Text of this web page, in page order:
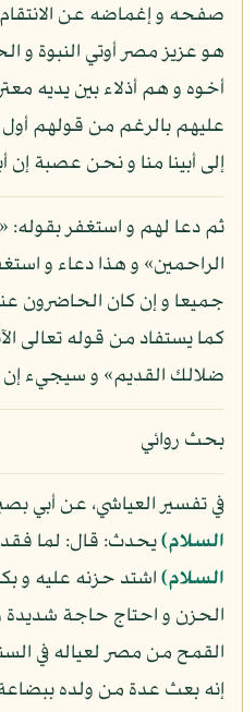
صفحه و إغماضه عن
هو عزيز مصر أوتي النبوة و
أخوه و هم أذلاء بين يديه
عليهم بالرغم من قولهم
إلى أبينا منا و نحن عصبة إن
ثم دعا لهم و استغفر بقوله:
الراحمين» و هذا دعاء و
جميعا و إن كان الحاضرون
كما يستفاد من قوله تعالى
ضلالك القديم» و سيجيء إن
بحث روائي
في تفسير العياشي، عن أبي
السلام)يحدث: قال: لما
السلام)اشتد حزنه عليه و
الحزن و احتاج حاجة شديدة
القمح من مصر لعياله في
إنه بعث عدة من ولده